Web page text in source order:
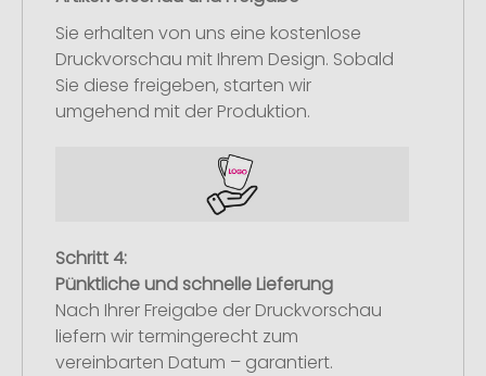
Sie erhalten von uns eine kostenlose
Druckvorschau mit Ihrem Design. Sobald
Sie diese freigeben, starten wir
umgehend mit der Produktion.
Schritt 4:
Pünktliche und schnelle Lieferung
Nach Ihrer Freigabe der Druckvorschau
liefern wir termingerecht zum
vereinbarten Datum – garantiert.